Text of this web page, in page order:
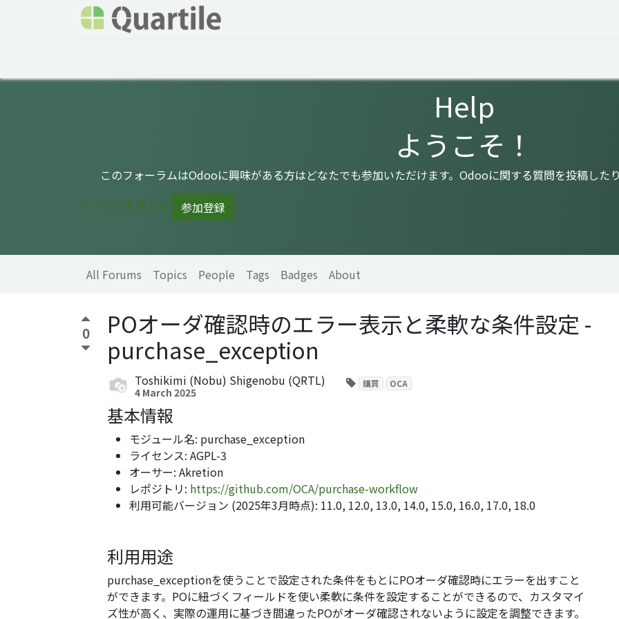
Help
ようこそ！
このフォーラムはOdooに興味がある方はどなたでも参加いただけます。Odooに関する質問を投稿した
イントロを閉じる
参加登録
All Forums Topics People Tags Badges About
0
POオーダ確認時のエラー表示と柔軟な条件設定 -
purchase_exception
Toshikimi (Nobu) Shigenobu (QRTL)
4 March 2025
購買 OCA
基本情報
モジュール名: purchase_exception
ライセンス: AGPL-3
オーサー: Akretion
レポジトリ: https://github.com/OCA/purchase-workflow
利用可能バージョン (2025年3月時点): 11.0, 12.0, 13.0, 14.0, 15.0, 16.0, 17.0, 18.0
利用用途
purchase_exceptionを使うことで設定された条件をもとにPOオーダ確認時にエラーを出すこと
ができます。POに紐づくフィールドを使い柔軟に条件を設定することができるので、カスタマイ
ズ性が高く、実際の運用に基づき間違ったPOがオーダ確認されないように設定を調整できます。